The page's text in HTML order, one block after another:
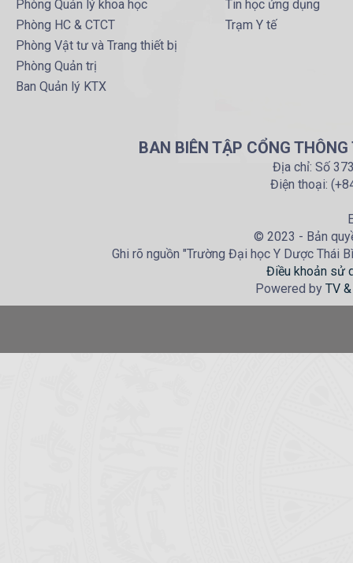
Phòng Quản lý khoa học
Phòng HC & CTCT
Phòng Vật tư và Trang thiết bị
Phòng Quản trị
Ban Quản lý KTX
Tin học ứng dụng
Trạm Y tế
BAN BIÊN TẬP CỔNG
Địa chỉ: Số
Điện thoại:
© 2023 - Bản
Ghi rõ nguồn "Trường Đại học Y Dược Thái
Điều khoản sử
Powered by TV